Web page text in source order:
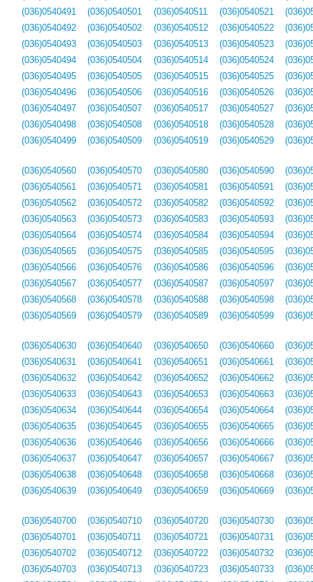
(036)0540491
(036)0540492
(036)0540493
(036)0540494
(036)0540495
(036)0540496
(036)0540497
(036)0540498
(036)0540499
(036)0540501
(036)0540502
(036)0540503
(036)0540504
(036)0540505
(036)0540506
(036)0540507
(036)0540508
(036)0540509
(036)0540511
(036)0540512
(036)0540513
(036)0540514
(036)0540515
(036)0540516
(036)0540517
(036)0540518
(036)0540519
(036)0540521
(036)0540522
(036)0540523
(036)0540524
(036)0540525
(036)0540526
(036)0540527
(036)0540528
(036)0540529
(036)0540560
(036)0540561
(036)0540562
(036)0540563
(036)0540564
(036)0540565
(036)0540566
(036)0540567
(036)0540568
(036)0540569
(036)0540570
(036)0540571
(036)0540572
(036)0540573
(036)0540574
(036)0540575
(036)0540576
(036)0540577
(036)0540578
(036)0540579
(036)0540580
(036)0540581
(036)0540582
(036)0540583
(036)0540584
(036)0540585
(036)0540586
(036)0540587
(036)0540588
(036)0540589
(036)0540590
(036)0540591
(036)0540592
(036)0540593
(036)0540594
(036)0540595
(036)0540596
(036)0540597
(036)0540598
(036)0540599
(036)0540630
(036)0540631
(036)0540632
(036)0540633
(036)0540634
(036)0540635
(036)0540636
(036)0540637
(036)0540638
(036)0540639
(036)0540640
(036)0540641
(036)0540642
(036)0540643
(036)0540644
(036)0540645
(036)0540646
(036)0540647
(036)0540648
(036)0540649
(036)0540650
(036)0540651
(036)0540652
(036)0540653
(036)0540654
(036)0540655
(036)0540656
(036)0540657
(036)0540658
(036)0540659
(036)0540660
(036)0540661
(036)0540662
(036)0540663
(036)0540664
(036)0540665
(036)0540666
(036)0540667
(036)0540668
(036)0540669
(036)0540700
(036)0540701
(036)0540702
(036)0540703
(036)0540710
(036)0540711
(036)0540712
(036)0540713
(036)0540720
(036)0540721
(036)0540722
(036)0540723
(036)0540730
(036)0540731
(036)0540732
(036)0540733